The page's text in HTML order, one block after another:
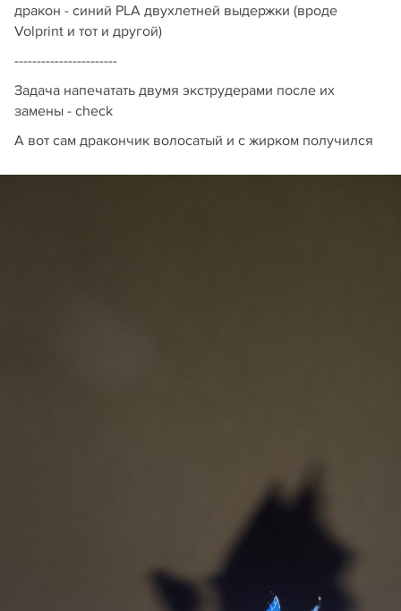
дракон - синий PLA двухлетней выдержки (вроде
Volprint и тот и другой)
-----------------------
Задача напечатать двумя экструдерами после их
замены - check
А вот сам дракончик волосатый и с жирком получился